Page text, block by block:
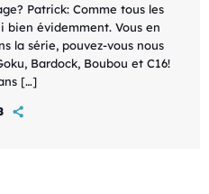
Patrick: Comme tous les
bien évidemment. Vous en
la série, pouvez-vous nous
Bardock, Boubou et C16!
[…]